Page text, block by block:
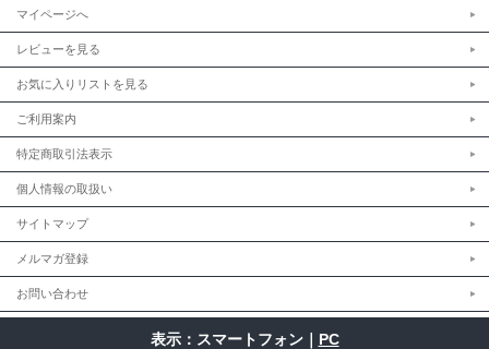
マイページへ
レビューを見る
お気に入りリストを見る
ご利用案内
特定商取引法表示
個人情報の取扱い
サイトマップ
メルマガ登録
お問い合わせ
表示：スマートフォン｜ PC